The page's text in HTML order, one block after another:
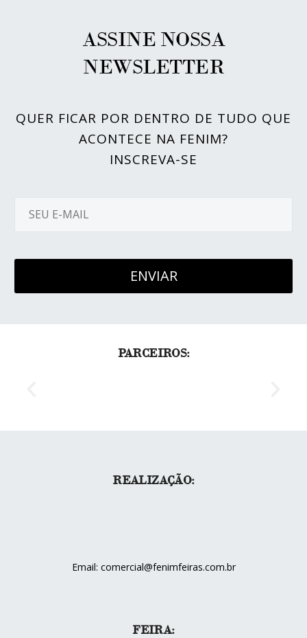
ASSINE NOSSA
NEWSLETTER
QUER FICAR POR DENTRO DE TUDO QUE
ACONTECE NA FENIM?
INSCREVA-SE
PARCEIROS:
REALIZAÇÃO:
Email: comercial@fenimfeiras.com.br
FEIRA: